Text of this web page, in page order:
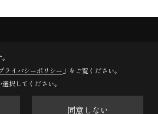
トライバシーポリシー 」をご覧ください。
択してください。
同意しない